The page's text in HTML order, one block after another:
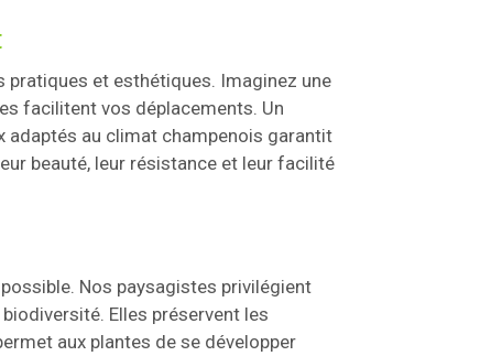
pratiques et esthétiques. Imaginez une
facilitent vos déplacements. Un
adaptés au climat champenois garantit
beauté, leur résistance et leur facilité
Nos paysagistes privilégient
Elles préservent les
aux plantes de se développer